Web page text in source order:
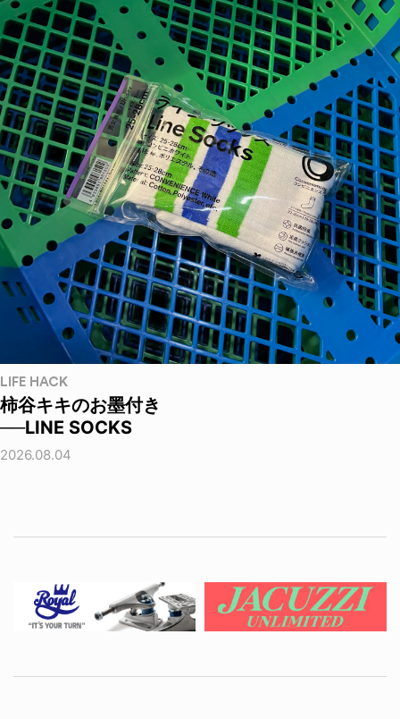
LIFE HACK
柿谷キキのお墨付き
──LINE SOCKS
2026.08.04